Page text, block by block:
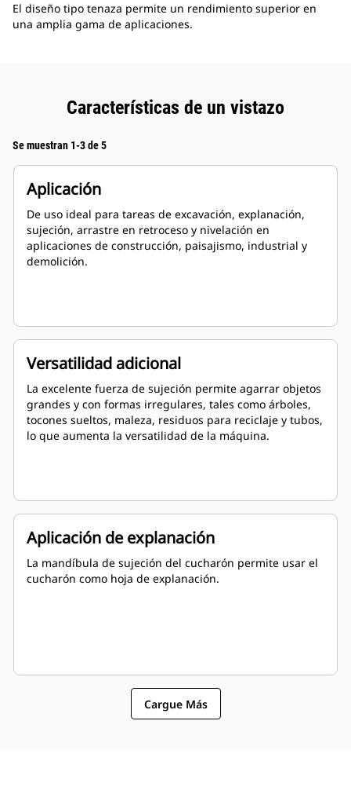
El diseño tipo tenaza permite un rendimiento superior en
una amplia gama de aplicaciones.
Características de un vistazo
Se muestran 1-3 de 5
Aplicación
De uso ideal para tareas de excavación, explanación,
sujeción, arrastre en retroceso y nivelación en
aplicaciones de construcción, paisajismo, industrial y
demolición.
Versatilidad adicional
La excelente fuerza de sujeción permite agarrar objetos
grandes y con formas irregulares, tales como árboles,
tocones sueltos, maleza, residuos para reciclaje y tubos,
lo que aumenta la versatilidad de la máquina.
Aplicación de explanación
La mandíbula de sujeción del cucharón permite usar el
cucharón como hoja de explanación.
Cargue Más